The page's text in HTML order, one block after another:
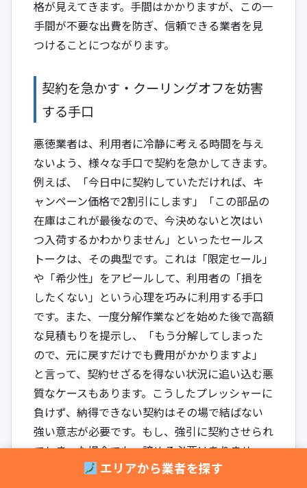
格が見えてきます。手間はかかりますが、この一
手間が不要な出費を防ぎ、信頼できる業者を見
つけることにつながります。
契約を急かす・クーリングオフを妨害
する手口
悪徳業者は、利用者に冷静に考える時間を与え
ないよう、様々な手口で契約を急かしてきます。
例えば、「今日中に契約していただければ、キ
ャンペーン価格で2割引にします」「この部品の
在庫はこれが最後なので、今決めないと次はい
つ入荷するかわかりません」といったセールス
トークは、その典型です。これは「限定セール」
や「希少性」をアピールして、利用者の「損を
したくない」という心理を巧みに利用する手口
です。また、一度分解作業などを始めた後で高額
な見積もりを提示し、「もう分解してしまった
ので、元に戻すだけでも費用がかかりますよ」
と言って、契約せざるを得ない状況に追い込む悪
質なケースもあります。こうしたプレッシャーに
負けず、納得できない契約はその場で結ばない
強い意志が必要です。もし、強引に契約させられ
てしまった場合でも、諦める必要はありませ
ん。「訪問販売」に該当する水道修理サービス
エリアから業者を探す